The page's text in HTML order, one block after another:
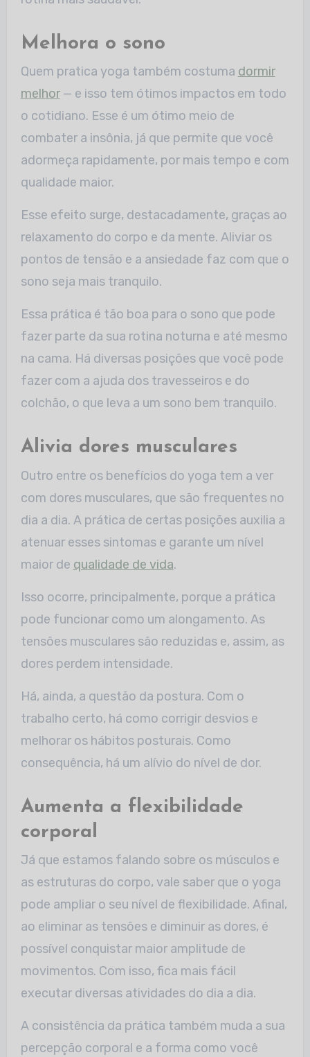
Melhora o sono
Quem pratica yoga também costuma dormir
melhor— e isso tem ótimos impactos em todo
o cotidiano. Esse é um ótimo meio de
combater a insônia, já que permite que você
adormeça rapidamente, por mais tempo e com
qualidade maior.
Esse efeito surge, destacadamente, graças ao
relaxamento do corpo e da mente. Aliviar os
pontos de tensão e a ansiedade faz com que o
sono seja mais tranquilo.
Essa prática é tão boa para o sono que pode
fazer parte da sua rotina noturna e até mesmo
na cama. Há diversas posições que você pode
fazer com a ajuda dos travesseiros e do
colchão, o que leva a um sono bem tranquilo.
Alivia dores musculares
Outro entre os benefícios do yoga tem a ver
com dores musculares, que são frequentes no
dia a dia. A prática de certas posições auxilia a
atenuar esses sintomas e garante um nível
maior de qualidade de vida.
Isso ocorre, principalmente, porque a prática
pode funcionar como um alongamento. As
tensões musculares são reduzidas e, assim, as
dores perdem intensidade.
Há, ainda, a questão da postura. Com o
trabalho certo, há como corrigir desvios e
melhorar os hábitos posturais. Como
consequência, há um alívio do nível de dor.
Aumenta a flexibilidade
corporal
Já que estamos falando sobre os músculos e
as estruturas do corpo, vale saber que o yoga
pode ampliar o seu nível de flexibilidade. Afinal,
ao eliminar as tensões e diminuir as dores, é
possível conquistar maior amplitude de
movimentos. Com isso, fica mais fácil
executar diversas atividades do dia a dia.
A consistência da prática também muda a sua
percepção corporal e a forma como você